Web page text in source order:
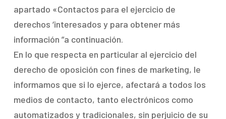
apartado «Contactos para el ejercicio de
derechos ‘interesados ​​y para obtener más
información ”a continuación.
En lo que respecta en particular al ejercicio del
derecho de oposición con fines de marketing, le
informamos que si lo ejerce, afectará a todos los
medios de contacto, tanto electrónicos como
automatizados y tradicionales, sin perjuicio de su